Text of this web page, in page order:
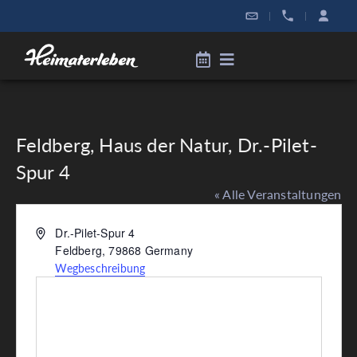
| |
Feldberg, Haus der Natur, Dr.-Pilet-
Spur 4
« Alle Veranstaltungen
AdresseDr.-Pilet-Spur 4
Feldberg, 79868 Germany
Wegbeschreibung